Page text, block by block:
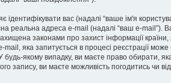
ідентифікувати вас (надалі “ваше ім'я
реальна адреса e-mail (надалі “ваш e-
законами про захист інформації
яка запитується в процесі реєстрації
У будь-якому випадку, ви маєте право обирати,
запису, ви маєте можливість погодитись чи